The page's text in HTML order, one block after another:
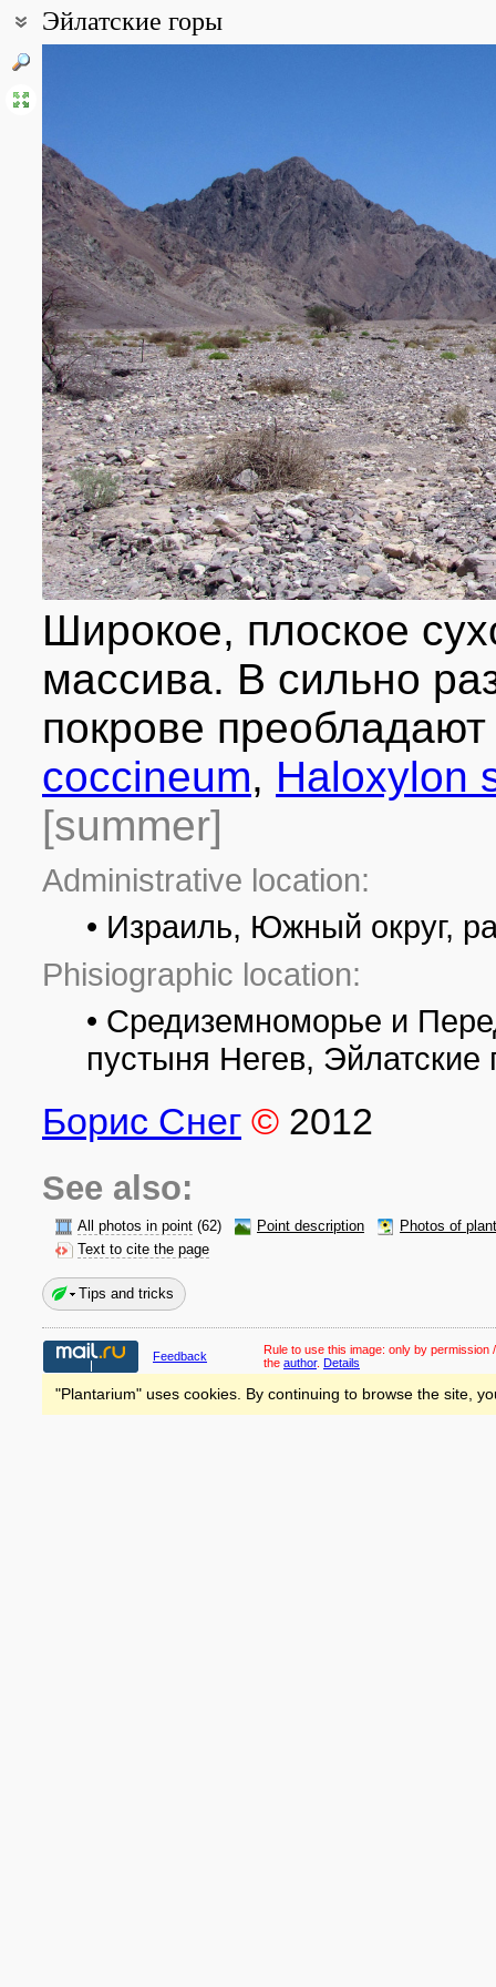
Эйлатские горы
гранитов (цепи с остроконечными пиками) и мощных пластов
область Палестины (менее 50 мл в год). Суровая каменистая
флора держится сухих русел, от величины и степени
All photos (62) Photos of plants & lichens(131)
Широкое, плоское
массива. В сильно
покрове
coccineum, Haloxylon
[summer]
Administrative location:
• Израиль, Южный округ,
Phisiographic location:
• Средиземноморье и
пустыня Негев, Эйлатские
Борис Снег © 2012
See also:
All photos in point (62) Point description
Photos of
Text to cite the page
Tips and tricks
Feedback Rule to use this image: only by permission
the author. Details
"Plantarium" uses cookies. By continuing to browse the site,